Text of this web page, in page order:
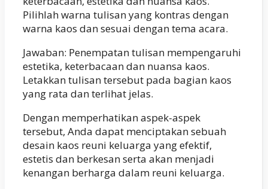
Pilihlah warna tulisan yang kontras dengan
warna kaos dan sesuai dengan tema acara.
Jawaban: Penempatan tulisan mempengaruhi
estetika, keterbacaan dan nuansa kaos.
Letakkan tulisan tersebut pada bagian kaos
yang rata dan terlihat jelas.
Dengan memperhatikan aspek-aspek
tersebut, Anda dapat menciptakan sebuah
desain kaos reuni keluarga yang efektif,
estetis dan berkesan serta akan menjadi
kenangan berharga dalam reuni keluarga.